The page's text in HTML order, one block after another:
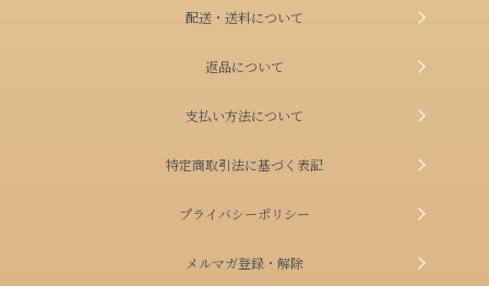
配送・送料について
返品について
支払い方法について
特定商取引法に基づく表記
プライバシーポリシー
メルマガ登録・解除